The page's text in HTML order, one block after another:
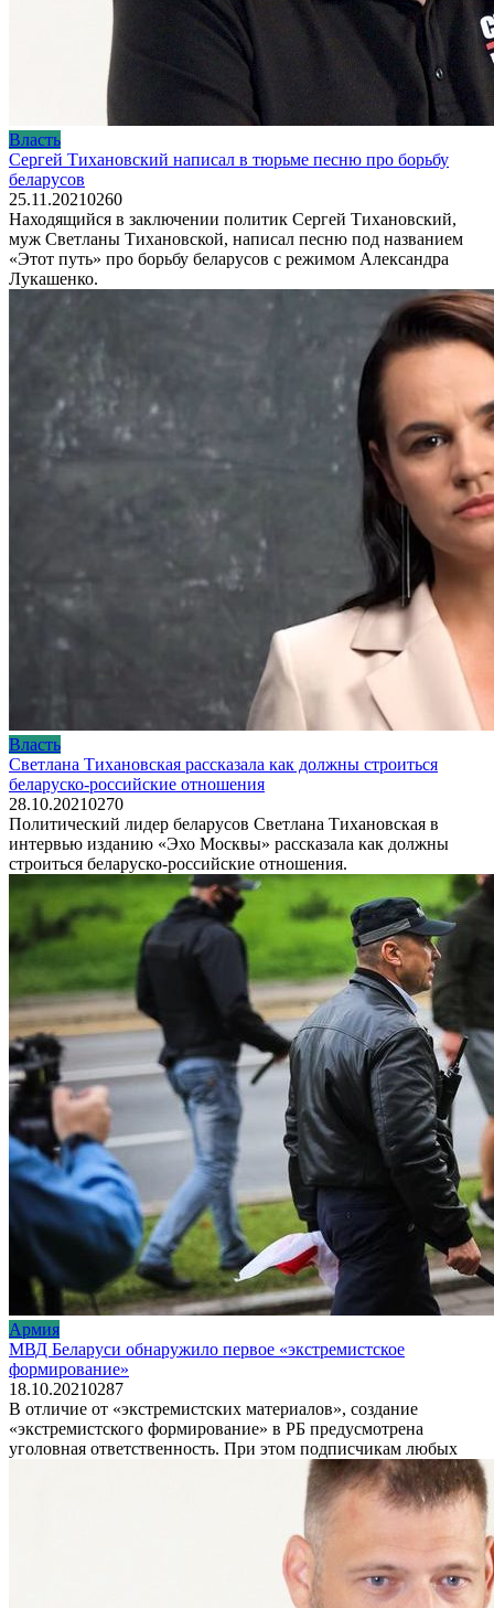
Власть
Сергей Тихановский написал в тюрьме песню про борьбу
беларусов
25.11.20210260
Находящийся в заключении политик Сергей Тихановский,
муж Светланы Тихановской, написал песню под названием
«Этот путь» про борьбу беларусов с режимом Александра
Лукашенко.
Власть
Светлана Тихановская рассказала как должны строиться
беларуско-российские отношения
28.10.20210270
Политический лидер беларусов Светлана Тихановская в
интервью изданию «Эхо Москвы» рассказала как должны
строиться беларуско-российские отношения.
Армия
МВД Беларуси обнаружило первое «экстремистское
формирование»
18.10.20210287
В отличие от «экстремистских материалов», создание
«экстремистского формирование» в РБ предусмотрена
уголовная ответственность. При этом подписчикам любых